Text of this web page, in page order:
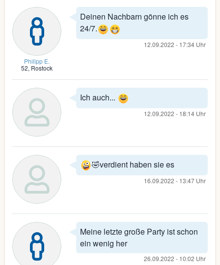
Philipp E.
52, Rostock
Deinen Nachbarn gönne ich es
24/7.
12.09.2022 - 17:34 Uhr
Ich auch...
12.09.2022 - 18:14 Uhr
🤣verdient haben sie es
16.09.2022 - 13:47 Uhr
Meine letzte große Party ist schon
ein wenig her
26.09.2022 - 10:02 Uhr